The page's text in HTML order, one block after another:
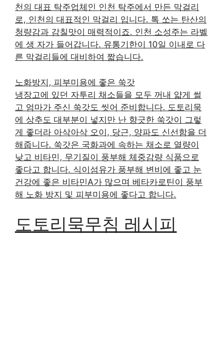
천의 대표 탁주업체인 인천 탁주에서 만든 막걸리
로, 인천의 대표적인 막걸리 입니다. 톡 쏘는 탄산의
청량감과 감칠맛이 매력적이죠. 인천 소성주는 라벨
에 생 자가 들어갑니다. 유통기한이 10일 이내로 다
른 막걸리들에 대비하여 짧습니다.
노화방지, 피부미용에 좋은 쑥갓
냉장고에 있던 자투리 채소들을 모두 꺼내 얇게 썰
고 엄마가 주신 쑥갓도 씻어 준비합니다. 도토리묵
에 상추도 대부분이 넣지만 난 향긋한 쑥갓이 그렇
게 좋더라 아삭아삭 오이, 당근, 양파도 신선함을 더
해줍니다. 쑥갓은 국화과에 속하는 채소로 열량이
낮고 비타민, 무기질이 풍부해 체중감량 식품으로
좋다고 합니다. 식이섬유가 풍부해 변비에 좋고 눈
건강에 좋은 비타민A가 많으며 베타카로틴이 풍부
해 노화 방지 및 피부미용에 좋다고 합니다.
도토리묵무침 레시피